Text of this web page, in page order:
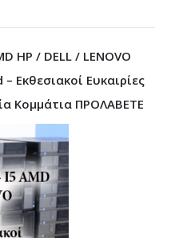
HP / DELL / LENOVO
Εκθεσιακοί Ευκαιρίες
Κομμάτια ΠΡΟΛΑΒΕΤΕ